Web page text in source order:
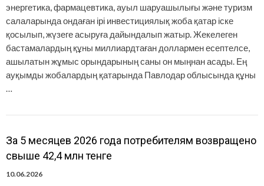
энергетика, фармацевтика, ауыл шаруашылығы және туризм
салаларында ондаған ірі инвестициялық жоба қатар іске
қосылып, жүзеге асыруға дайындалып жатыр. Жекелеген
бастамалардың құны миллиардтаған доллармен есептелсе,
ашылатын жұмыс орындарының саны он мыңнан асады. Ең
ауқымды жобалардың қатарында Павлодар облысында құны
…
За 5 месяцев 2026 года потребителям возвращено
свыше 42,4 млн тенге
10.06.2026